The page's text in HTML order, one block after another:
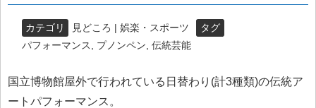
カテゴリ 見どころ | 娯楽・スポーツ
タグ
パフォーマンス
プノンペン 伝統芸能
国立博物館屋外で行われている日替わり(計3種類)の伝統ア
ートパフォーマンス。